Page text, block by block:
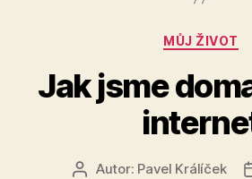
Rubriky
MŮJ ŽIVOT
Jak jsme
AutorAutor: Pavel Králíček